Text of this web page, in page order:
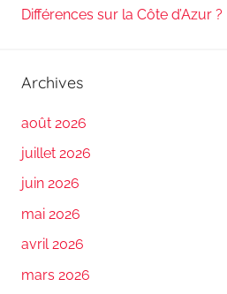
Différences sur la Côte d’Azur ?
Archives
août 2026
juillet 2026
juin 2026
mai 2026
avril 2026
mars 2026